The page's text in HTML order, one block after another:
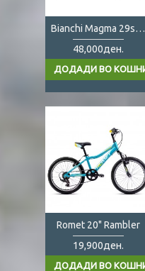
Bianchi Magma 29s Cues 9s celeste
48,000ден.
Romet 20" Rambler
19,900ден.